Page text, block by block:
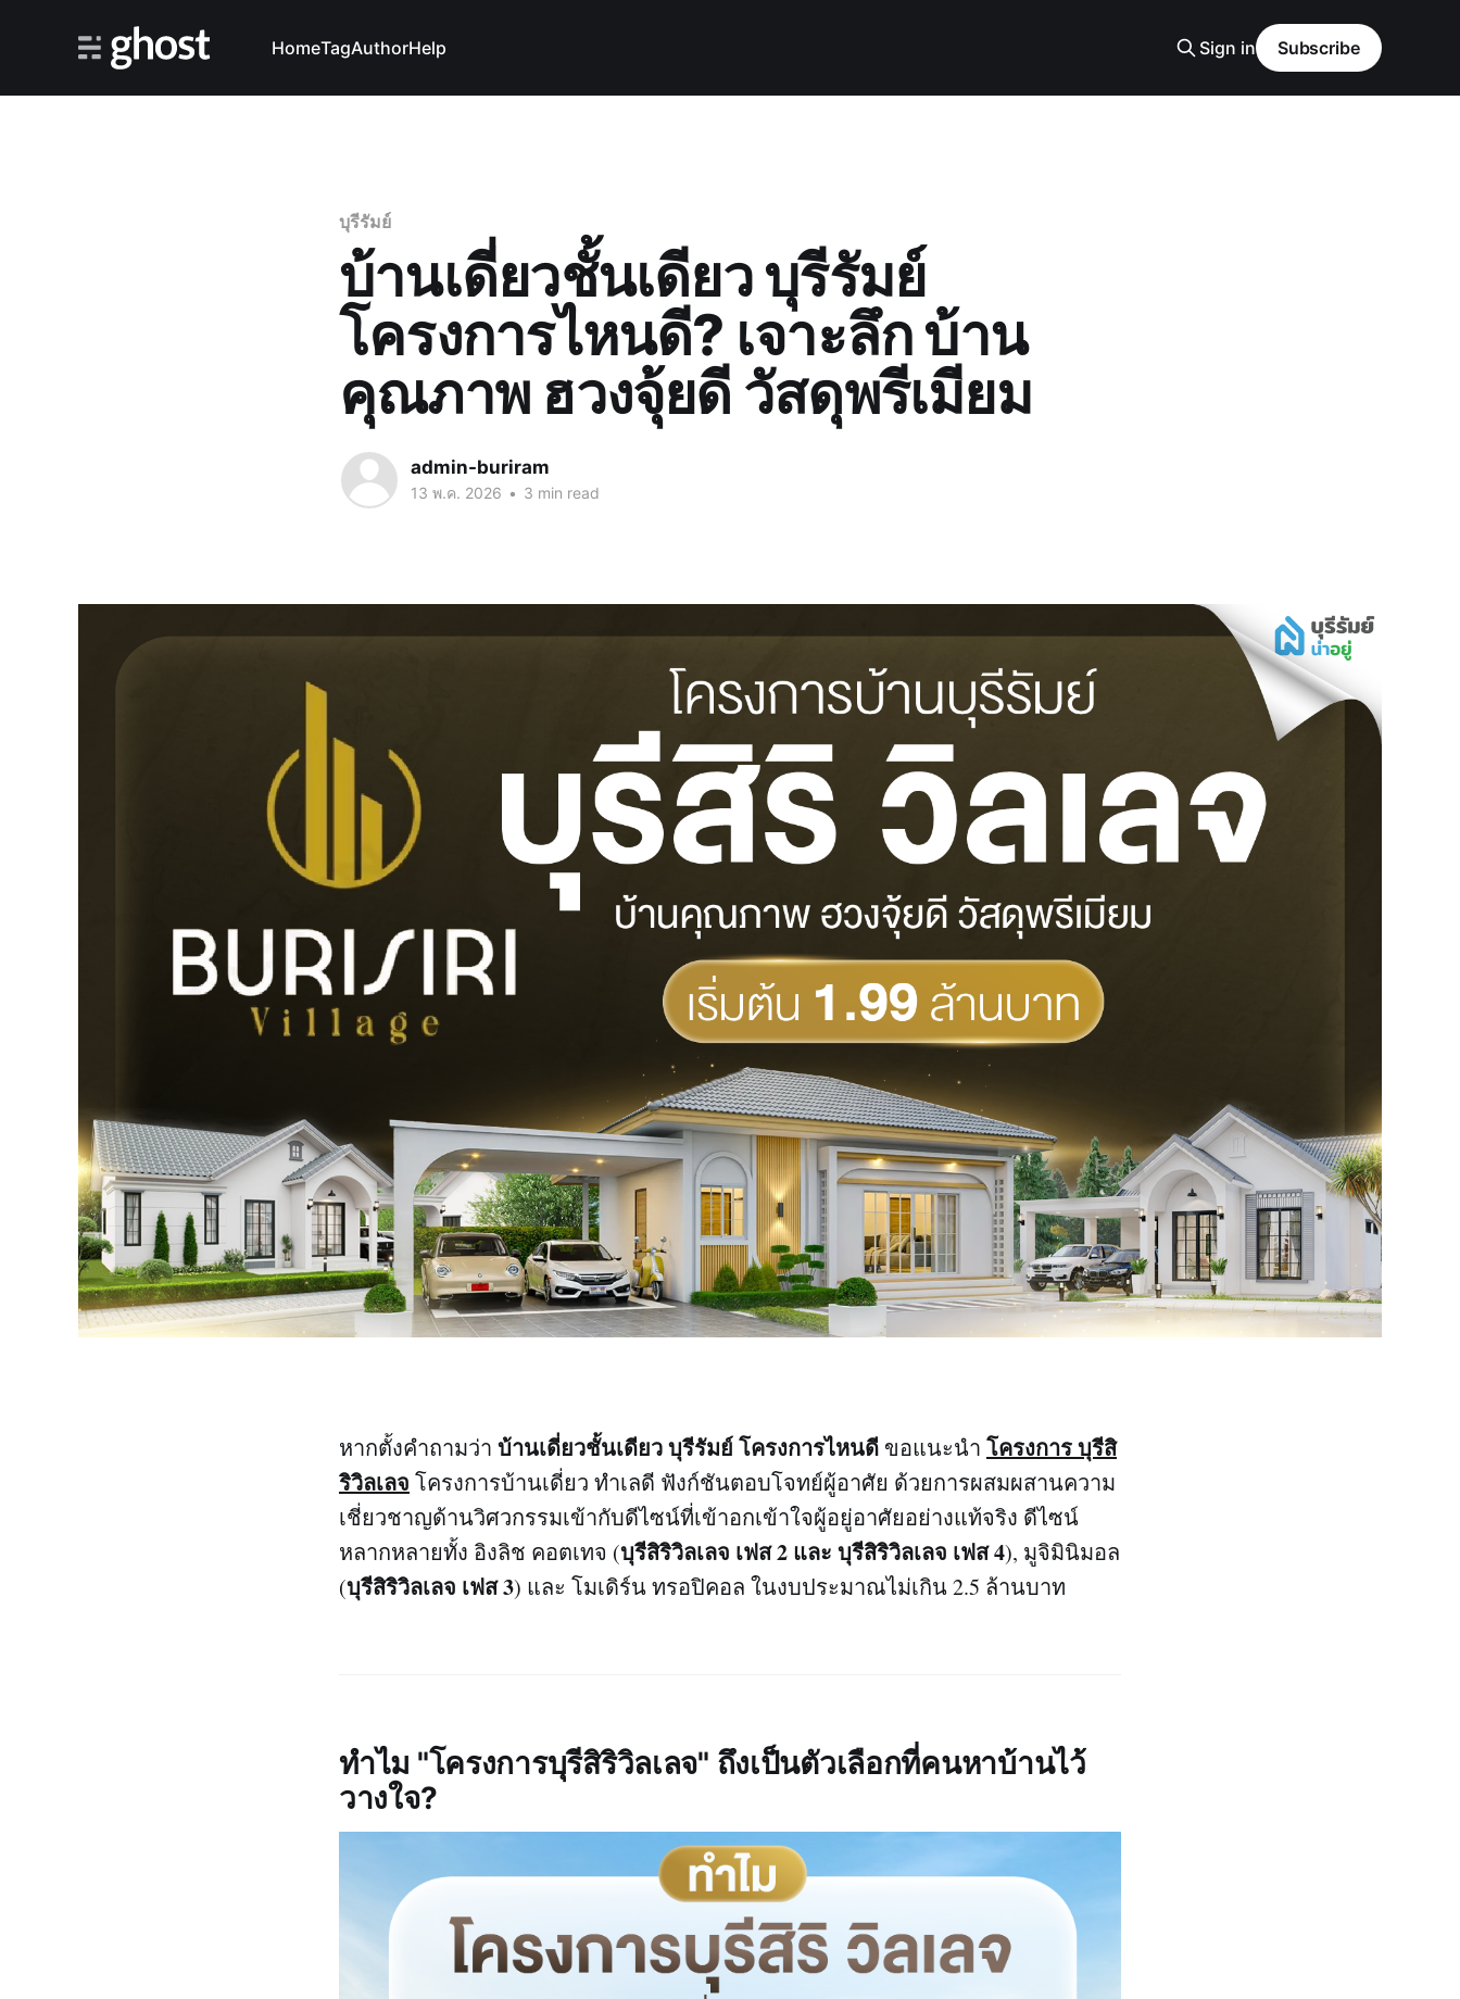
HomeTagAuthorHelp Sign in Subscribe
บุรีรัมย์
บ้านเดี่ยวชั้นเดียว บุรีรัมย์
โครงการไหนดี? เจาะลึก บ้าน
คุณภาพ ฮวงจุ้ยดี วัสดุพรีเมียม
admin-buriram
13 พ.ค. 2026 • 3 min read
หากตั้งคำถามว่า บ้านเดี่ยวชั้นเดียว บุรีรัมย์ โครงการไหนดี ขอแนะนำ โครงการ บุรีสิ
ริวิลเลจ โครงการบ้านเดี่ยว ทำเลดี ฟังก์ชันตอบโจทย์ผู้อาศัย ด้วยการผสมผสานความ
เชี่ยวชาญด้านวิศวกรรมเข้ากับดีไซน์ที่เข้าอกเข้าใจผู้อยู่อาศัยอย่างแท้จริง ดีไซน์
หลากหลายทั้ง อิงลิช คอตเทจ (บุรีสิริวิลเลจ เฟส 2 และ บุรีสิริวิลเลจ เฟส 4), มูจิมินิมอล
(บุรีสิริวิลเลจ เฟส 3) และ โมเดิร์น ทรอปิคอล ในงบประมาณไม่เกิน 2.5 ล้านบาท
ทำไม "โครงการบุรีสิริวิลเลจ" ถึงเป็นตัวเลือกที่คนหาบ้านไว้
วางใจ?